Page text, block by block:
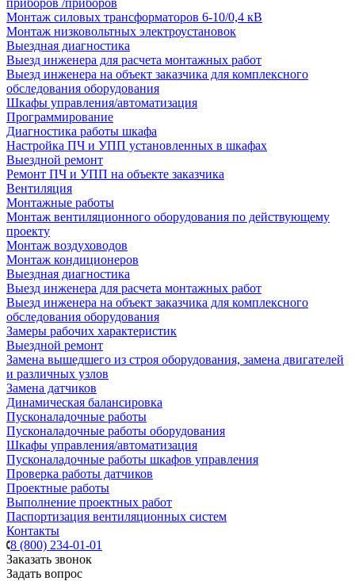
приборов /приборов
Монтаж силовых трансформаторов 6-10/0,4 кВ
Монтаж низковольтных электроустановок
Выездная диагностика
Выезд инженера для расчета монтажных работ
Выезд инженера на объект заказчика для комплексного
обследования оборудования
Шкафы управления/автоматизация
Программирование
Диагностика работы шкафа
Настройка ПЧ и УПП установленных в шкафах
Выездной ремонт
Ремонт ПЧ и УПП на объекте заказчика
Вентиляция
Монтажные работы
Монтаж вентиляционного оборудования по действующему
проекту
Монтаж воздуховодов
Монтаж кондиционеров
Выездная диагностика
Выезд инженера для расчета монтажных работ
Выезд инженера на объект заказчика для комплексного
обследования оборудования
Замеры рабочих характеристик
Выездной ремонт
Замена вышедшего из строя оборудования, замена двигателей
и различных узлов
Замена датчиков
Динамическая балансировка
Пусконаладочные работы
Пусконаладочные работы оборудования
Шкафы управления/автоматизация
Пусконаладочные работы шкафов управления
Проверка работы датчиков
Проектные работы
Выполнение проектных работ
Паспортизация вентиляционных систем
Контакты
8 (800) 234-01-01
Заказать звонок
Задать вопрос